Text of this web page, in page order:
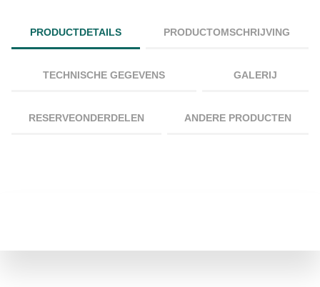
PRODUCTDETAILS PRODUCTOMSCHRIJVING
TECHNISCHE GEGEVENS GALERIJ
RESERVEONDERDELEN ANDERE PRODUCTEN